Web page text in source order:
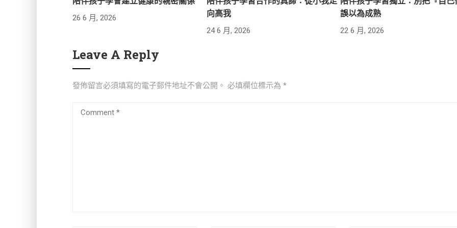
26 6 月, 2026
向高我
24 6 月, 2026
誤以為成熟
22 6 月, 2026
Leave A Reply
發佈留言必須填寫的電子郵件地址不會公開。 必填欄位標示為 *